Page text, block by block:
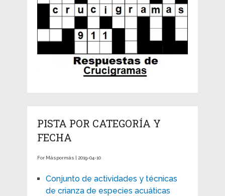
PISTA POR CATEGORÍA Y
FECHA
For Máspormás | 2019-04-10
Conjunto de actividades y técnicas
de crianza de especies acuáticas